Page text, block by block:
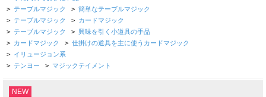
> テーブルマジック > 簡単なテーブルマジック
> テーブルマジック > カードマジック
> テーブルマジック > 興味を引く小道具の手品
> カードマジック > 仕掛けの道具を主に使うカードマジック
> イリュージョン系
> テンヨー > マジックテイメント
NEW